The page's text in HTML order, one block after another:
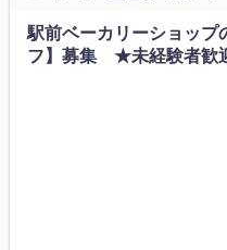
駅前ベーカリーショップ
フ】募集 ★未経験者歓